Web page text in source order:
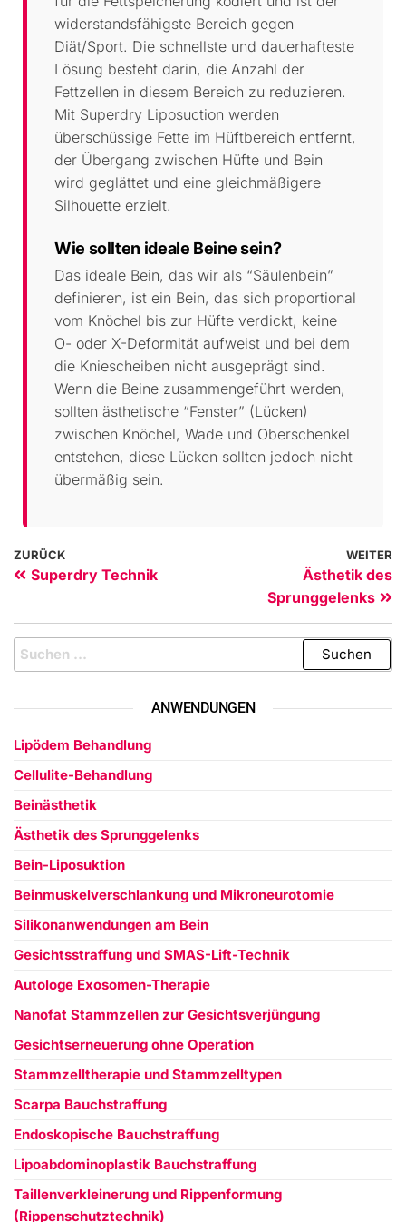
widerstandsfähigste Bereich gegen
Diät/Sport. Die schnellste und dauerhafteste
Lösung besteht darin, die Anzahl der
Fettzellen in diesem Bereich zu reduzieren.
Mit Superdry Liposuction werden
überschüssige Fette im Hüftbereich entfernt,
der Übergang zwischen Hüfte und Bein
wird geglättet und eine gleichmäßigere
Silhouette erzielt.
Wie sollten ideale Beine sein?
Das ideale Bein, das wir als “Säulenbein”
definieren, ist ein Bein, das sich proportional
vom Knöchel bis zur Hüfte verdickt, keine
O- oder X-Deformität aufweist und bei dem
die Kniescheiben nicht ausgeprägt sind.
Wenn die Beine zusammengeführt werden,
sollten ästhetische “Fenster” (Lücken)
zwischen Knöchel, Wade und Oberschenkel
entstehen, diese Lücken sollten jedoch nicht
übermäßig sein.
ZURÜCK
Superdry Technik
WEITER
Ästhetik des
Sprunggelenks
ANWENDUNGEN
Lipödem Behandlung
Cellulite-Behandlung
Beinästhetik
Ästhetik des Sprunggelenks
Bein-Liposuktion
Beinmuskelverschlankung und Mikroneurotomie
Silikonanwendungen am Bein
Gesichtsstraffung und SMAS-Lift-Technik
Autologe Exosomen-Therapie
Nanofat Stammzellen zur Gesichtsverjüngung
Gesichtserneuerung ohne Operation
Stammzelltherapie und Stammzelltypen
Scarpa Bauchstraffung
Endoskopische Bauchstraffung
Lipoabdominoplastik Bauchstraffung
Taillenverkleinerung und Rippenformung
(Rippenschutztechnik)